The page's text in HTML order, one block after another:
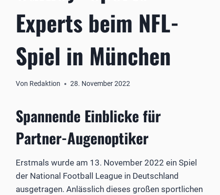
Experts beim NFL-
Spiel in München
Von Redaktion 28. November 2022
Spannende Einblicke für
Partner-Augenoptiker
Erstmals wurde am 13. November 2022 ein Spiel
der National Football League in Deutschland
ausgetragen. Anlässlich dieses großen sportlichen